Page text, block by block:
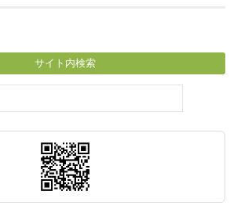
サイト内検索